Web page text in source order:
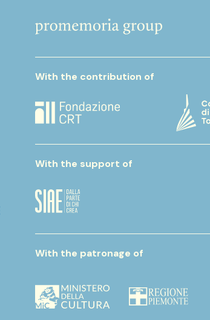
With the contribution of
With the support of
With the patronage of